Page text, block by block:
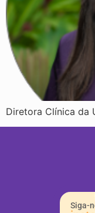
Diretora Clínica da
Siga-